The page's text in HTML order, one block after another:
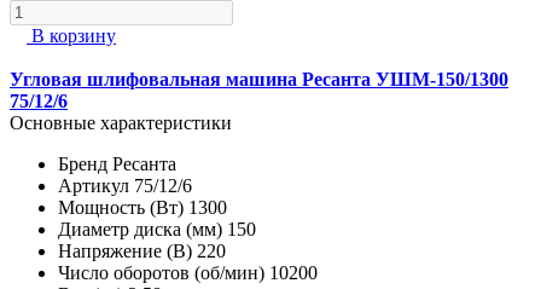
В корзину
Угловая шлифовальная машина Ресанта УШМ-150/1300
75/12/6
Основные характеристики
Бренд Ресанта
Артикул 75/12/6
Мощность (Вт) 1300
Диаметр диска (мм) 150
Напряжение (В) 220
Число оборотов (об/мин) 10200